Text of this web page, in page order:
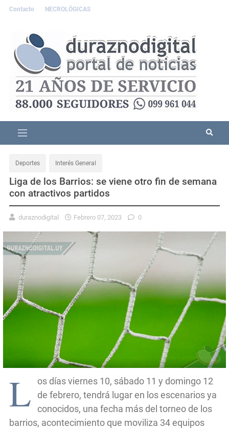
Contacto NECROLÓGICAS
Deportes Interés General
Liga de los Barrios: se viene otro fin de semana
con atractivos partidos
duraznodigital Febrero 07, 2023 0
L
os días viernes 10, sábado 11 y domingo 12
de febrero, tendrá lugar en los escenarios ya
conocidos, una fecha más del torneo de los
barrios, acontecimiento que moviliza 34 equipos